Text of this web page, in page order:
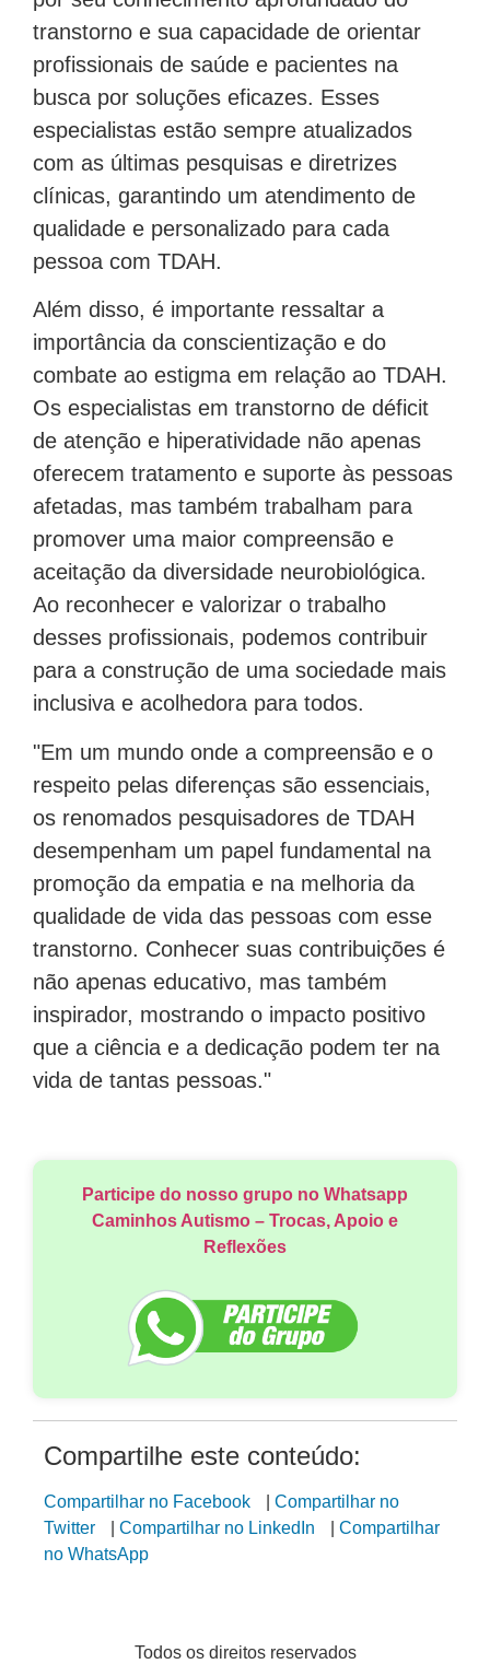
transtorno e sua capacidade de orientar
profissionais de saúde e pacientes na
busca por soluções eficazes. Esses
especialistas estão sempre atualizados
com as últimas pesquisas e diretrizes
clínicas, garantindo um atendimento de
qualidade e personalizado para cada
pessoa com TDAH.
Além disso, é importante ressaltar a
importância da conscientização e do
combate ao estigma em relação ao TDAH.
Os especialistas em transtorno de déficit
de atenção e hiperatividade não apenas
oferecem tratamento e suporte às pessoas
afetadas, mas também trabalham para
promover uma maior compreensão e
aceitação da diversidade neurobiológica.
Ao reconhecer e valorizar o trabalho
desses profissionais, podemos contribuir
para a construção de uma sociedade mais
inclusiva e acolhedora para todos.
"Em um mundo onde a compreensão e o
respeito pelas diferenças são essenciais,
os renomados pesquisadores de TDAH
desempenham um papel fundamental na
promoção da empatia e na melhoria da
qualidade de vida das pessoas com esse
transtorno. Conhecer suas contribuições é
não apenas educativo, mas também
inspirador, mostrando o impacto positivo
que a ciência e a dedicação podem ter na
vida de tantas pessoas."
Participe do nosso grupo no Whatsapp
Caminhos Autismo – Trocas, Apoio e
Reflexões
Compartilhe este conteúdo:
Compartilhar no Facebook
Compartilhar no
Twitter
Compartilhar no LinkedIn
Compartilhar
no WhatsApp
Todos os direitos reservados